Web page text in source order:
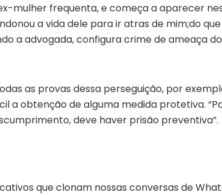
mulher frequenta, e começa a aparecer
a vida dele para ir atras de mim;do
a advogada, configura crime de ameaça
as provas dessa perseguição, por
a obtenção de alguma medida protetiva.
deve haver prisão preventiva”.
que clonam nossas conversas de